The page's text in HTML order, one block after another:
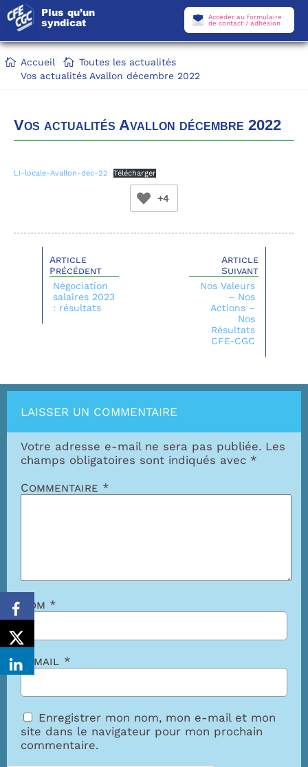
Plus qu’un
syndicat
Accéder au formulaire
de contact / adhésion
Accueil
Toutes les actualités
Vos actualités Avallon décembre 2022
Vos actualités Avallon décembre 2022
LI-locale-Avallon-dec-22 Télécharger
+4
Article
Précédent
Négociation
salaires 2023
: résultats
Article
Suivant
Nos Valeurs
– Nos
Actions –
Nos
Résultats
CFE-CGC
LAISSER UN COMMENTAIRE
Votre adresse e-mail ne sera pas publiée. Les
champs obligatoires sont indiqués avec *
Commentaire *
Nom *
E-mail *
Enregistrer mon nom, mon e-mail et mon
site dans le navigateur pour mon prochain
commentaire.